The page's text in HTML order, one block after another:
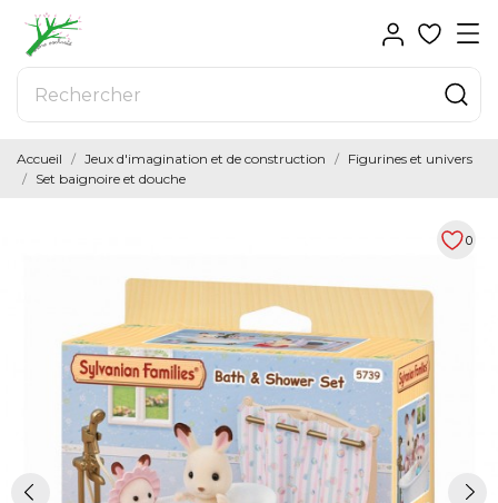
Accueil Jeux d'imagination et de construction
Figurines et univers
Set baignoire et douche
0